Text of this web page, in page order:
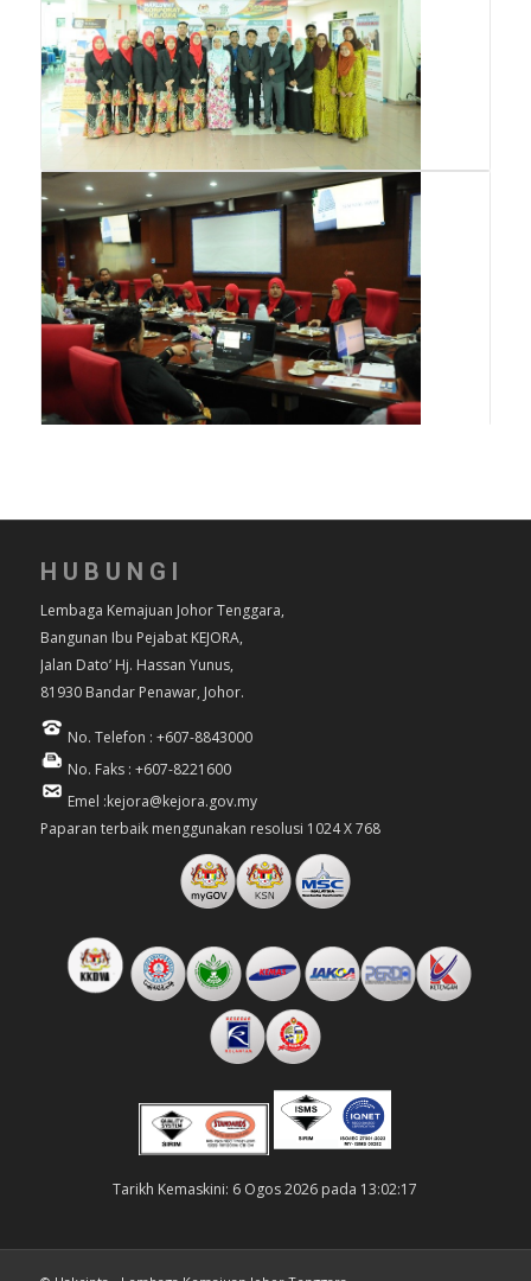
HUBUNGI
Lembaga Kemajuan Johor Tenggara,
Bangunan Ibu Pejabat KEJORA,
Jalan Dato’ Hj. Hassan Yunus,
81930 Bandar Penawar, Johor.
No. Telefon : +607-8843000
No. Faks : +607-8221600
Emel :kejora@kejora.gov.my
Paparan terbaik menggunakan resolusi 1024 X 768
Tarikh Kemaskini: 6 Ogos 2026 pada 13:02:17